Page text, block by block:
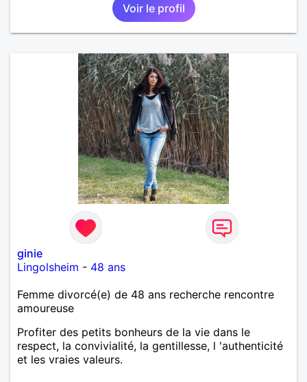
Voir le profil
ginie
Lingolsheim - 48 ans
Femme divorcé(e) de 48 ans recherche rencontre
amoureuse
Profiter des petits bonheurs de la vie dans le
respect, la convivialité, la gentillesse, l 'authenticité
et les vraies valeurs.